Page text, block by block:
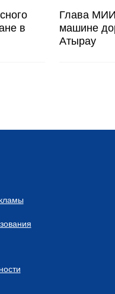
в
Глава
машине
Атырау